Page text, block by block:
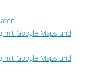
mit Google Maps und
mit Google Maps und